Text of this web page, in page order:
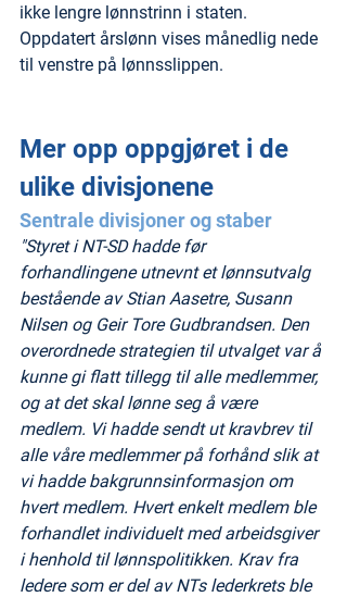
ikke lengre lønnstrinn i staten.
Oppdatert årslønn vises månedlig nede
til venstre på lønnsslippen.
Mer opp oppgjøret i de
ulike divisjonene
Sentrale divisjoner og staber
"Styret i NT-SD hadde før
forhandlingene utnevnt et lønnsutvalg
bestående av Stian Aasetre, Susann
Nilsen og Geir Tore Gudbrandsen. Den
overordnede strategien til utvalget var å
kunne gi flatt tillegg til alle medlemmer,
og at det skal lønne seg å være
medlem. Vi hadde sendt ut kravbrev til
alle våre medlemmer på forhånd slik at
vi hadde bakgrunnsinformasjon om
hvert medlem. Hvert enkelt medlem ble
forhandlet individuelt med arbeidsgiver
i henhold til lønnspolitikken. Krav fra
ledere som er del av NTs lederkrets ble